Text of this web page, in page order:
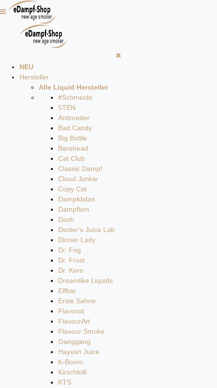
NEU
Hersteller
Alle Liquid Hersteller
#Schmeckt
5TEN
Antimatter
Bad Candy
Big Bottle
Barehead
Cat Club
Classic Dampf
Cloud Junkie
Copy Cat
Dampfdidas
Dampflion
Dash
Dexter's Juice Lab
Dinner Lady
Dr. Fog
Dr. Frost
Dr. Kero
Dreamlike Liquids
Elfbar
Erste Sahne
Flavorist
FlavourArt
Flavour Smoke
Ganggang
Hayvan Juice
K-Boom
Kirschlolli
KTS